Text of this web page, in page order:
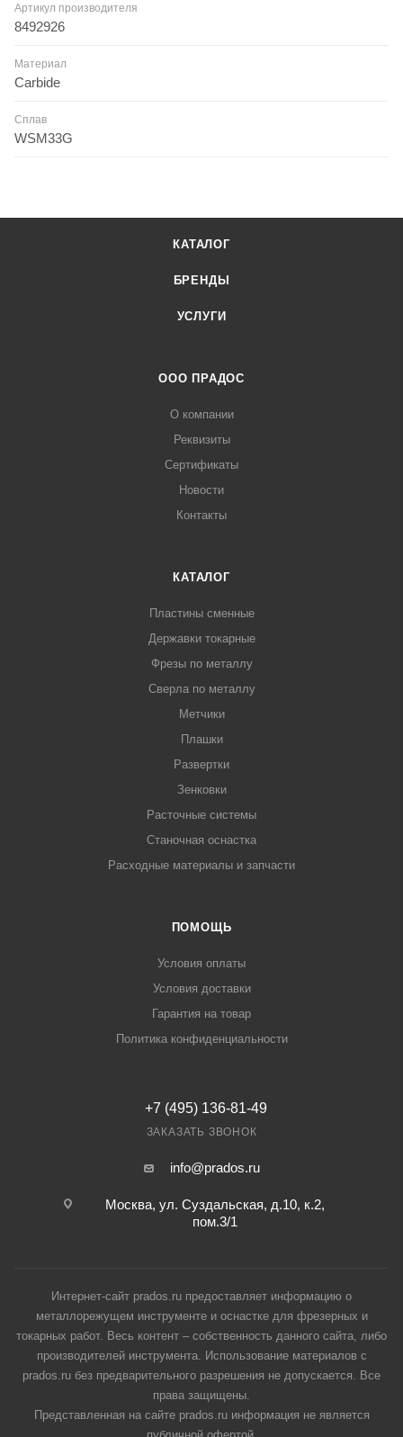
Артикул производителя
8492926
Материал
Carbide
Сплав
WSM33G
КАТАЛОГ
БРЕНДЫ
УСЛУГИ
ООО ПРАДОС
О компании
Реквизиты
Сертификаты
Новости
Контакты
КАТАЛОГ
Пластины сменные
Державки токарные
Фрезы по металлу
Сверла по металлу
Метчики
Плашки
Развертки
Зенковки
Расточные системы
Станочная оснастка
Расходные материалы и запчасти
ПОМОЩЬ
Условия оплаты
Условия доставки
Гарантия на товар
Политика конфиденциальности
+7 (495) 136-81-49
ЗАКАЗАТЬ ЗВОНОК
info@prados.ru
Москва, ул. Суздальская, д.10, к.2,
пом.3/1
Интернет-сайт prados.ru предоставляет информацию о
металлорежущем инструменте и оснастке для фрезерных и
токарных работ. Весь контент – собственность данного сайта, либо
производителей инструмента. Использование материалов с
prados.ru без предварительного разрешения не допускается. Все
права защищены.
Представленная на сайте prados.ru информация не является